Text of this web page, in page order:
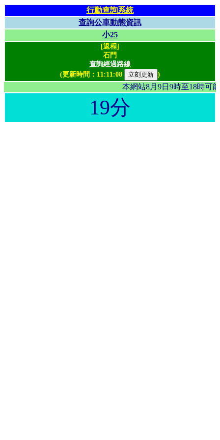
行動查詢系統
查詢公車動態資訊
小25
[返程]
石門
查詢經過路線
(更新時間： 11:11:08 )
本網站8月9日9時至18
19分